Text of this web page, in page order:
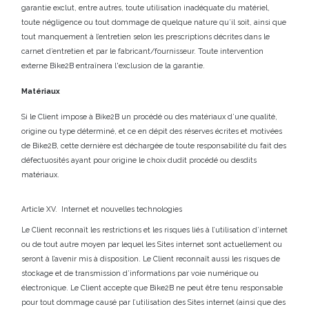
garantie exclut, entre autres, toute utilisation inadéquate du matériel,
toute négligence ou tout dommage de quelque nature qu’il soit, ainsi que
tout manquement à l’entretien selon les prescriptions décrites dans le
carnet d’entretien et par le fabricant/fournisseur. Toute intervention
externe Bike2B entraînera l'exclusion de la garantie.
Matériaux
Si le Client impose à Bike2B un procédé ou des matériaux d’une qualité,
origine ou type déterminé, et ce en dépit des réserves écrites et motivées
de Bike2B, cette dernière est déchargée de toute responsabilité du fait des
défectuosités ayant pour origine le choix dudit procédé ou desdits
matériaux.
Article XV. Internet et nouvelles technologies
Le Client reconnaît les restrictions et les risques liés à l’utilisation d’internet
ou de tout autre moyen par lequel les Sites internet sont actuellement ou
seront à l’avenir mis à disposition. Le Client reconnaît aussi les risques de
stockage et de transmission d’informations par voie numérique ou
électronique. Le Client accepte que Bike2B ne peut être tenu responsable
pour tout dommage causé par l’utilisation des Sites internet (ainsi que des